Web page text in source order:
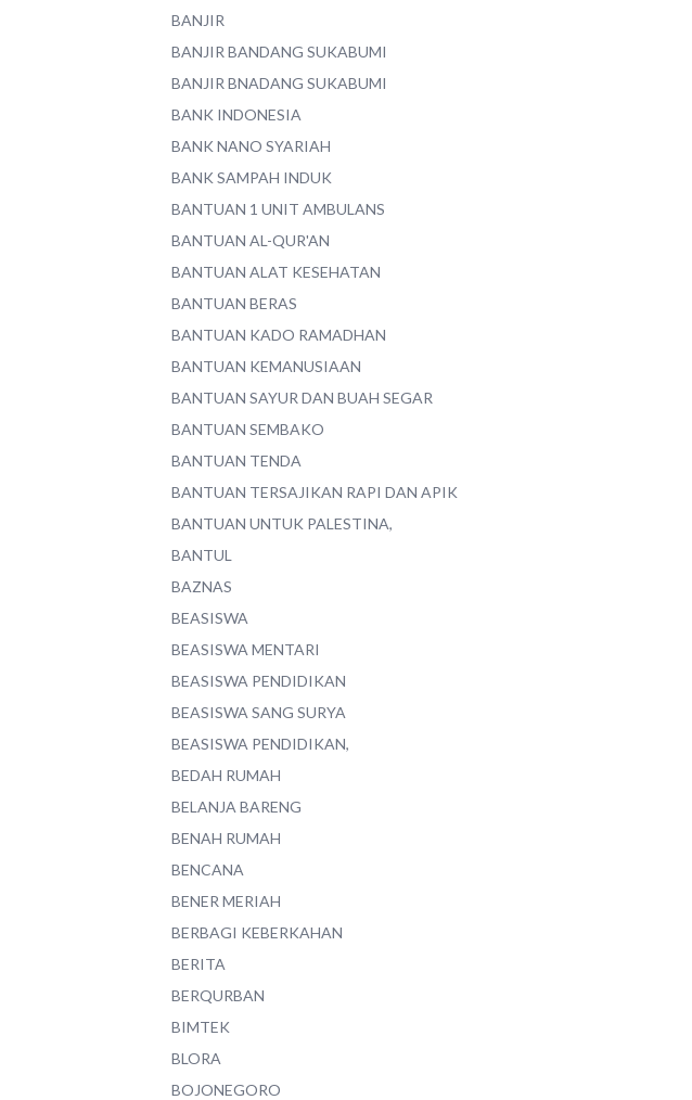
BANJIR
BANJIR BANDANG SUKABUMI
BANJIR BNADANG SUKABUMI
BANK INDONESIA
BANK NANO SYARIAH
BANK SAMPAH INDUK
BANTUAN 1 UNIT AMBULANS
BANTUAN AL-QUR'AN
BANTUAN ALAT KESEHATAN
BANTUAN BERAS
BANTUAN KADO RAMADHAN
BANTUAN KEMANUSIAAN
BANTUAN SAYUR DAN BUAH SEGAR
BANTUAN SEMBAKO
BANTUAN TENDA
BANTUAN TERSAJIKAN RAPI DAN APIK
BANTUAN UNTUK PALESTINA,
BANTUL
BAZNAS
BEASISWA
BEASISWA MENTARI
BEASISWA PENDIDIKAN
BEASISWA SANG SURYA
BEASISWA PENDIDIKAN,
BEDAH RUMAH
BELANJA BARENG
BENAH RUMAH
BENCANA
BENER MERIAH
BERBAGI KEBERKAHAN
BERITA
BERQURBAN
BIMTEK
BLORA
BOJONEGORO